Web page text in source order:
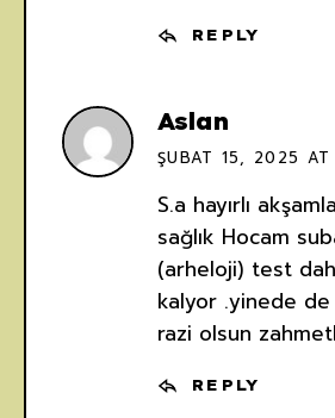
REPLY
Aslan
ŞUBAT 15, 2025
S.a hayırlı
sağlık Hocam
(arheloji) test
kalyor .yinede
razi olsun
REPLY